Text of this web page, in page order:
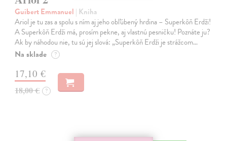
Guibert Emmanuel | Kniha
Ariol je tu zas a spolu s ním aj jeho obľúbený hrdina – Superkôň Erdži!
A Superkôň Erdži má, prosím pekne, aj vlastnú pesničku! Poznáte ju?
Ak by náhodou nie, tu sú jej slová: „Superkôň Erdži je strážcom…
Na sklade ?
17,10 €
18,00 € ?